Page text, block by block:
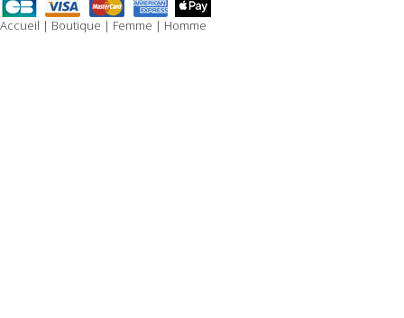
Accueil |Boutique|Femme|Homme